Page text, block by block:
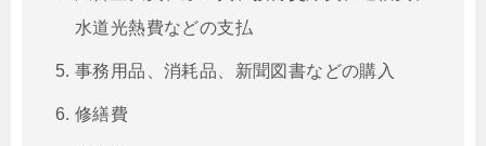
水道光熱費などの支払
事務用品、消耗品、新聞図書などの購入
修繕費